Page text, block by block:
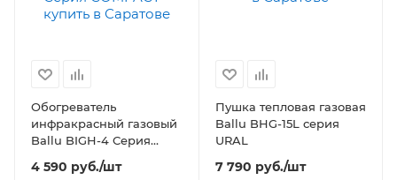
Обогреватель
инфракрасный газовый
Ballu BIGH-4 Серия
4 590 руб./шт
Пушка тепловая газовая
Ballu BHG-15L серия
URAL
7 790 руб./шт